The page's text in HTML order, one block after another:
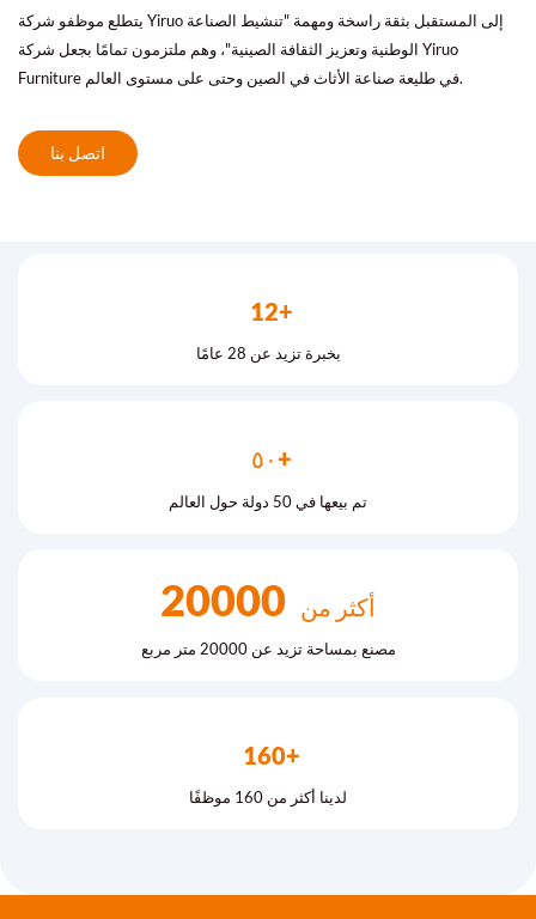
يتطلع موظفو شركة Yiruo إلى المستقبل بثقة راسخة ومهمة "تنشيط الصناعة
الوطنية وتعزيز الثقافة الصينية"، وهم ملتزمون تمامًا بجعل شركة Yiruo
Furniture في طليعة صناعة الأثاث في الصين وحتى على مستوى العالم.
اتصل بنا
12+
بخبرة تزيد عن 28 عامًا
٥٠+
تم بيعها في 50 دولة حول العالم
أكثر من
مصنع بمساحة تزيد عن 20000 متر مربع
160+
لدينا أكثر من 160 موظفًا